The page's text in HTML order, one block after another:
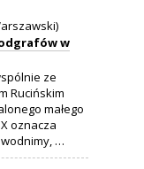
w
ze
Rucińskim
małego
oznacza
…